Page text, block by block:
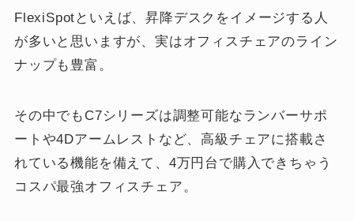
FlexiSpotといえば、昇降デスクをイメージする人
が多いと思いますが、実はオフィスチェアのライン
ナップも豊富。
その中でもC7シリーズは調整可能なランバーサポ
ートや4Dアームレストなど、高級チェアに搭載さ
れている機能を備えて、4万円台で購入できちゃう
コスパ最強オフィスチェア。